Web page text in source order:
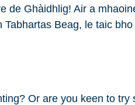
de Ghàidhlig! Air a
Tabhartas Beag, le taic
Or are you keen to try